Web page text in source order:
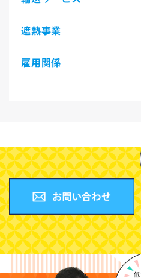
遮熱事業
雇用関係